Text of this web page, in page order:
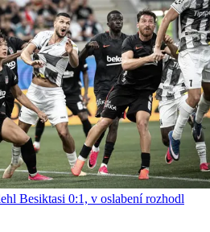
Besiktasi 0:1, v oslabení rozhodl